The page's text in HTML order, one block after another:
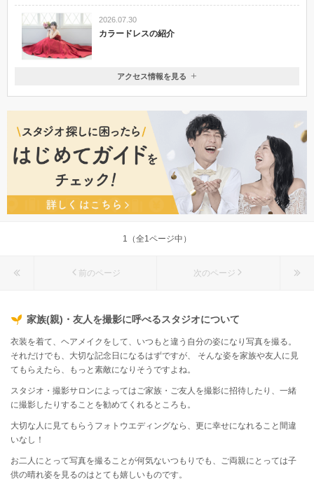
2026.07.30
カラードレスの紹介
群馬県高崎市島野町1012-1
関越自動車道 高崎インターより1分 / 新前橋駅から車で10分
027-381-6733
アクセス情報を見る
1（全1ページ中）
前のページ 次のページ
家族(親)・友人を撮影に呼べるスタジオについて
衣装を着て、ヘアメイクをして、いつもと違う自分の姿になり写真を撮る。
それだけでも、大切な記念日になるはずですが、 そんな姿を家族や友人に見
てもらえたら、もっと素敵になりそうですよね。
スタジオ・撮影サロンによってはご家族・ご友人を撮影に招待したり、一緒
に撮影したりすることを勧めてくれるところも。
大切な人に見てもらうフォトウエディングなら、更に幸せになれること間違
いなし！
お二人にとって写真を撮ることが何気ないつもりでも、ご両親にとっては子
供の晴れ姿を見るのはとても嬉しいものです。